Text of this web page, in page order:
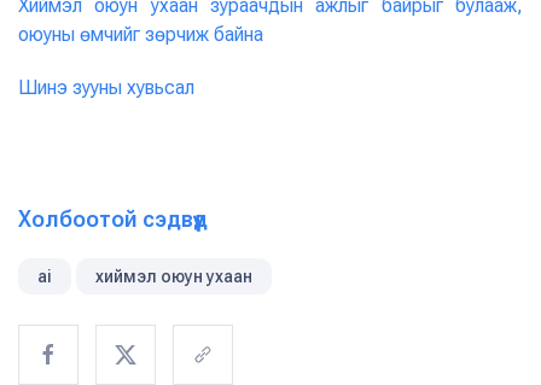
Хиймэл оюун ухаан зураачдын ажлыг байрыг булааж,
оюуны өмчийг зөрчиж байна
Шинэ зууны хувьсал
Холбоотой сэдвүүд
ai хиймэл оюун ухаан